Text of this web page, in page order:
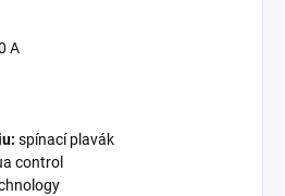
A
spínací plavák
control